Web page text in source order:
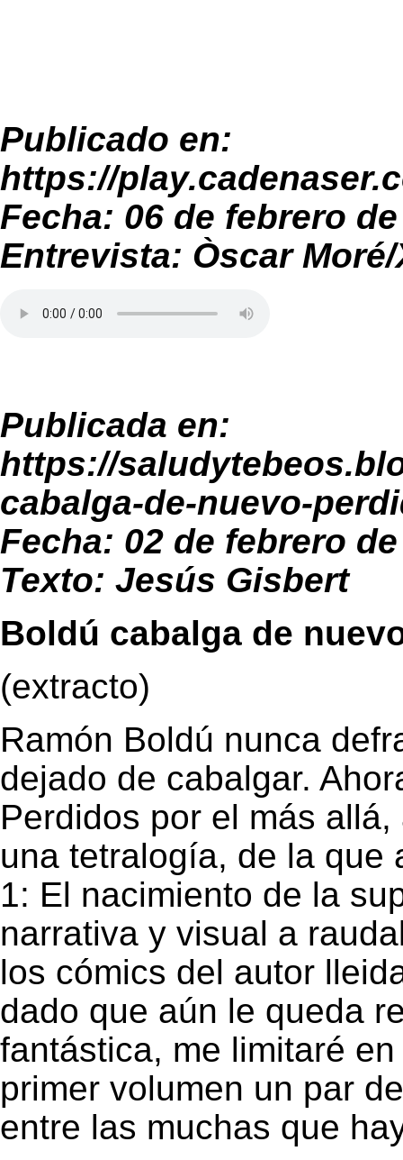
Publicado en:
https://
Fecha: 06 de febrero
Entrevista: Òscar
Publicada en:
https://
cabalga-de-nuevo-
Fecha: 02 de febrero
Texto: Jesús Gisbert
Boldú cabalga de
(extracto)
Ramón Boldú nunca
dejado de cabalgar.
Perdidos por el más
una tetralogía, de la que
1: El nacimiento de la
narrativa y visual a
los cómics del autor
dado que aún le queda
fantástica, me limitaré
primer volumen un par
entre las muchas que